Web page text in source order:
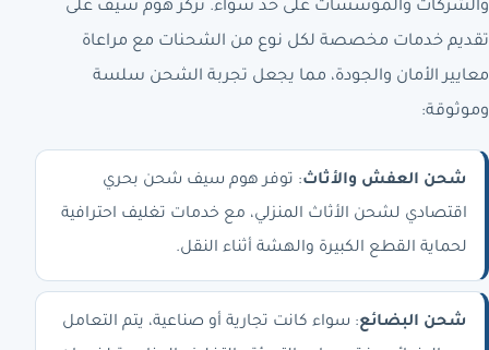
والشركات والمؤسسات على حد سواء. تركز هوم سيف على
تقديم خدمات مخصصة لكل نوع من الشحنات مع مراعاة
معايير الأمان والجودة، مما يجعل تجربة الشحن سلسة
وموثوقة:
شحن العفش والأثاث: توفر هوم سيف شحن بحري
اقتصادي لشحن الأثاث المنزلي، مع خدمات تغليف احترافية
لحماية القطع الكبيرة والهشة أثناء النقل.
شحن البضائع: سواء كانت تجارية أو صناعية، يتم التعامل